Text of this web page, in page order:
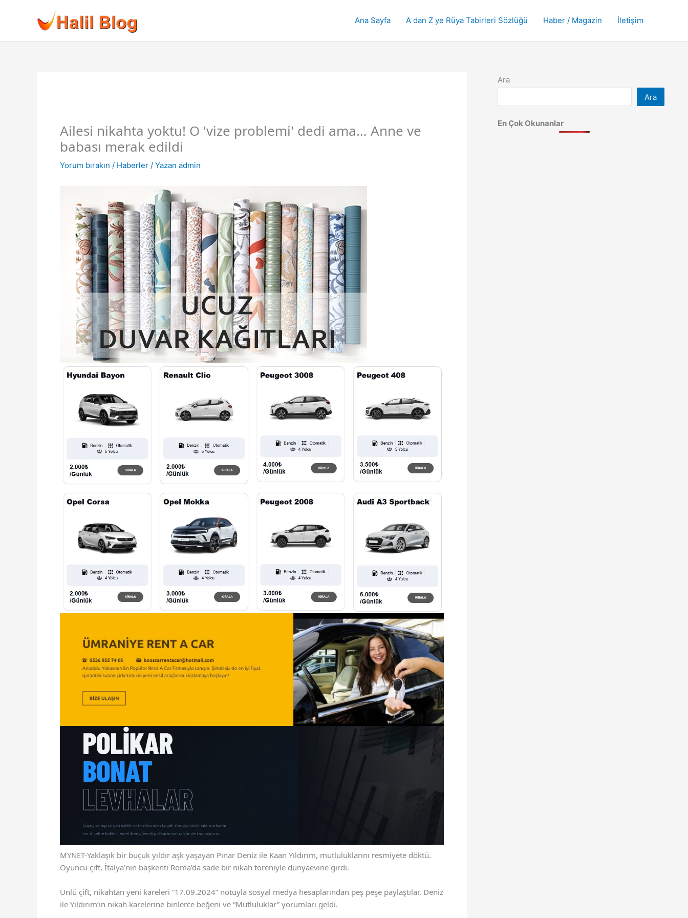
Ana Sayfa A dan Z ye Rüya Tabirleri Sözlüğü Haber / Magazin İletişim
Ailesi nikahta yoktu! O 'vize problemi' dedi ama… Anne ve
babası merak edildi
Yorum bırakın / Haberler / Yazan admin
MYNET-Yaklaşık bir buçuk yıldır aşk yaşayan Pınar Deniz ile Kaan Yıldırım, mutluluklarını resmiyete döktü.
Oyuncu çift, İtalya’nın başkenti Roma’da sade bir nikah töreniyle dünyaevine girdi.
Ünlü çift, nikahtan yeni kareleri “17.09.2024” notuyla sosyal medya hesaplarından peş peşe paylaştılar. Deniz
ile Yıldırım’ın nikah karelerine binlerce beğeni ve “Mutluluklar” yorumları geldi.
Ara
Ara
En Çok Okunanlar